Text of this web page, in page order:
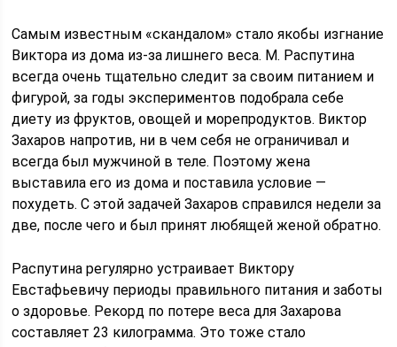
Самым известным «скандалом» стало якобы изгнание
Виктора из дома из-за лишнего веса. М. Распутина
всегда очень тщательно следит за своим питанием и
фигурой, за годы экспериментов подобрала себе
диету из фруктов, овощей и морепродуктов. Виктор
Захаров напротив, ни в чем себя не ограничивал и
всегда был мужчиной в теле. Поэтому жена
выставила его из дома и поставила условие —
похудеть. С этой задачей Захаров справился недели за
две, после чего и был принят любящей женой обратно.
Распутина регулярно устраивает Виктору
Евстафьевичу периоды правильного питания и заботы
о здоровье. Рекорд по потере веса для Захарова
составляет 23 килограмма. Это тоже стало